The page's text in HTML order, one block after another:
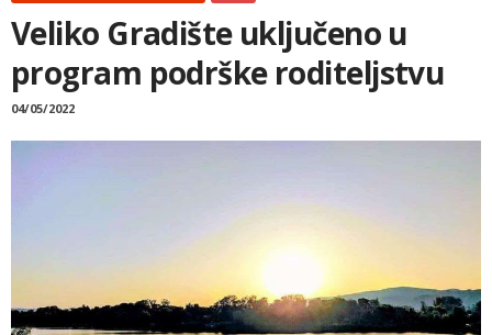
Veliko Gradište uključeno u
program podrške roditeljstvu
04/05/2022